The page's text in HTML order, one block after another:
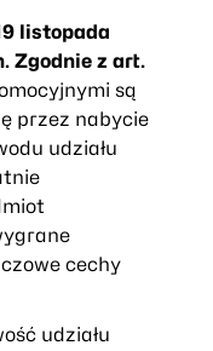
listopada
Zgodnie z art.
są
przez nabycie
udziału
cechy
udziału